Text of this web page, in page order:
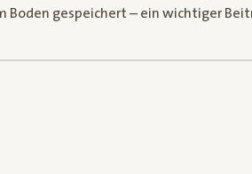
Boden gespeichert – ein wichtiger